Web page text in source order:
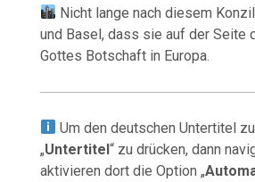
Nicht lange nach diesem
und Basel, dass sie auf der Seite
Gottes Botschaft in Europa.
Um den deutschen Untertitel
„Untertitel“ zu drücken, dann
aktivieren dort die Option „